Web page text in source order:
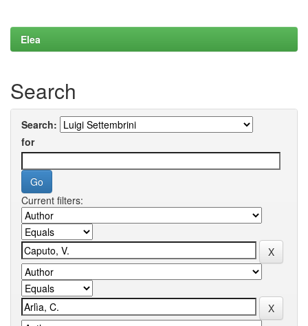
Elea
Search
Search:
for
Current filters: